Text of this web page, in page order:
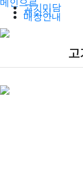
메인으로고기미담
새소식
매장안내